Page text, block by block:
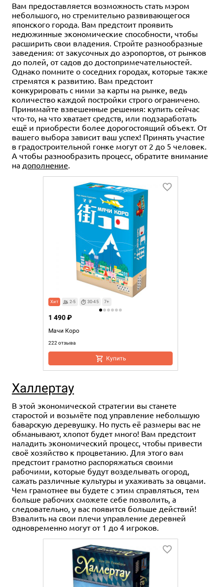
Вам предоставляется возможность стать мэром
небольшого, но стремительно развивающегося
японского города. Вам предстоит проявить
недюжинные экономические способности, чтобы
расширить свои владения. Стройте разнообразные
заведения: от закусочных до аэропортов, от рынков
до полей, от садов до достопримечательностей.
Однако помните о соседних городах, которые также
стремятся к развитию. Вам предстоит
конкурировать с ними за карты на рынке, ведь
количество каждой постройки строго ограничено.
Принимайте взвешенные решения: купить сейчас
что-то, на что хватает средств, или подзаработать
ещё и приобрести более дорогостоящий объект. От
вашего выбора зависит ваш успех! Принять участие
в градостроительной гонке могут от 2 до 5 человек.
А чтобы разнообразить процесс, обратите внимание
на дополнение.
Хит 2-5 30-45 7+
Мачи Коро
222 отзыва
1 490 ₽
Купить
Халлертау
В этой экономической стратегии вы станете
старостой и возьмёте под управление небольшую
баварскую деревушку. Но пусть её размеры вас не
обманывают, хлопот будет много! Вам предстоит
наладить экономический процесс, чтобы привести
своё хозяйство к процветанию. Для этого вам
предстоит грамотно распоряжаться своими
рабочими, которые будут возделывать огород,
сажать различные культуры и ухаживать за овцами.
Чем грамотнее вы будете с этим справляться, тем
больше рабочих сможете себе позволить, а
следовательно, у вас появится больше действий!
Взвалить на свои плечи управление деревней
одновременно могут от 1 до 4 игроков.